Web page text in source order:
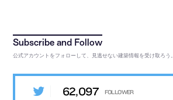
公式アカウントをフォローして、見逃せない建築情報を受け取ろう。
62,097